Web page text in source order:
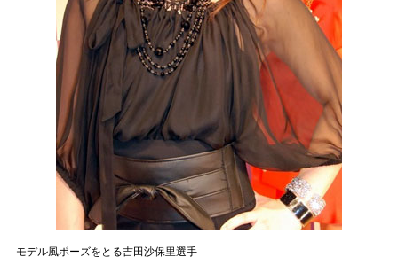
モデル風ポーズをとる吉田沙保里選手